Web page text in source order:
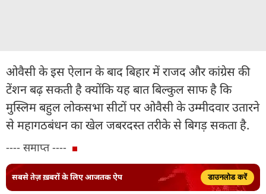
ओवैसी के इस ऐलान के बाद बिहार में राजद और कांग्रेस की
टेंशन बढ़ सकती है क्योंकि यह बात बिल्कुल साफ है कि
मुस्लिम बहुल लोकसभा सीटों पर ओवैसी के उम्मीदवार उतारने
से महागठबंधन का खेल जबरदस्त तरीके से बिगड़ सकता है.
---- समाप्त ----
सबसे तेज़ ख़बरों के लिए आजतक ऐप डाउनलोड करें